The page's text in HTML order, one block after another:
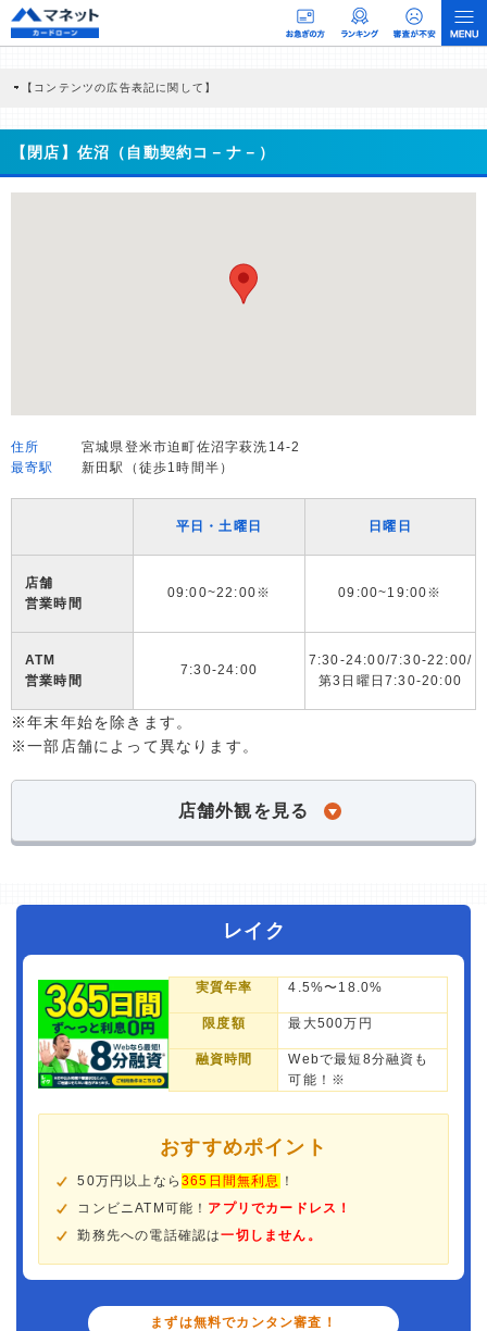
【コンテンツの広告表記に関して】
商品を根拠なくPRするものではなく、当編集部の調査／ユーザーへの口コミ収集な
どに基づき、公平性を担保した情報提供を行っています。
>提携企業一覧
【閉店】佐沼（自動契約コ－ナ－）
住所
宮城県登米市迫町佐沼字萩洗14-2
最寄駅
新田駅（徒歩1時間半）
平日・土曜日 日曜日
店舗
営業時間
09:00~22:00※ 09:00~19:00※
ATM
営業時間
7:30-24:00
7:30-24:00/7:30-22:00/
第3日曜日7:30-20:00
※年末年始を除きます。
※一部店舗によって異なります。
店舗外観を見る
レイク
実質年率 4.5%〜18.0%
限度額 最大500万円
融資時間
Webで最短8分融資も
可能！※
おすすめポイント
50万円以上なら365日間無利息 ！
コンビニATM可能！ アプリでカードレス！
勤務先への電話確認は一切しません。
まずは無料でカンタン審査！